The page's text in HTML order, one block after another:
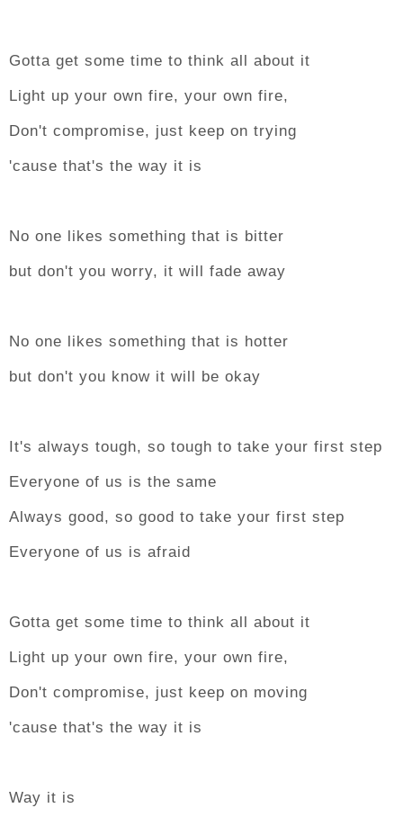
Gotta get some time to think all about it
Light up your own fire, your own fire,
Don't compromise, just keep on trying
'cause that's the way it is
No one likes something that is bitter
but don't you worry, it will fade away
No one likes something that is hotter
but don't you know it will be okay
It's always tough, so tough to take your first step
Everyone of us is the same
Always good, so good to take your first step
Everyone of us is afraid
Gotta get some time to think all about it
Light up your own fire, your own fire,
Don't compromise, just keep on moving
'cause that's the way it is
Way it is